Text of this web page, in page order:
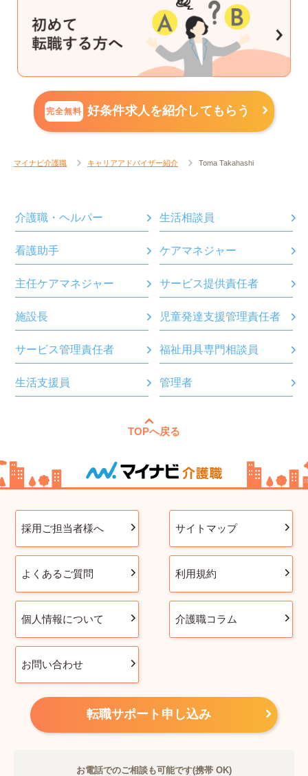
完全無料 好条件求人を紹介してもらう
マイナビ介護職 キャリアアドバイザー紹介 Toma Takahashi
介護職・ヘルパー 生活相談員
看護助手 ケアマネジャー
主任ケアマネジャー サービス提供責任者
施設長 児童発達支援管理責任者
サービス管理責任者 福祉用具専門相談員
生活支援員 管理者
TOPへ戻る
採用ご担当者様へ サイトマップ
よくあるご質問 利用規約
個人情報について 介護職コラム
お問い合わせ
転職サポート申し込み
お電話でのご相談も可能です(携帯 OK)